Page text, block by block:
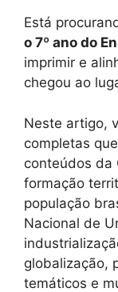
Está
o 7º ano do
imprimir e
chegou ao
Neste artigo,
completas
conteúdos da
formação
população
Nacional de
globalização,
temáticos e